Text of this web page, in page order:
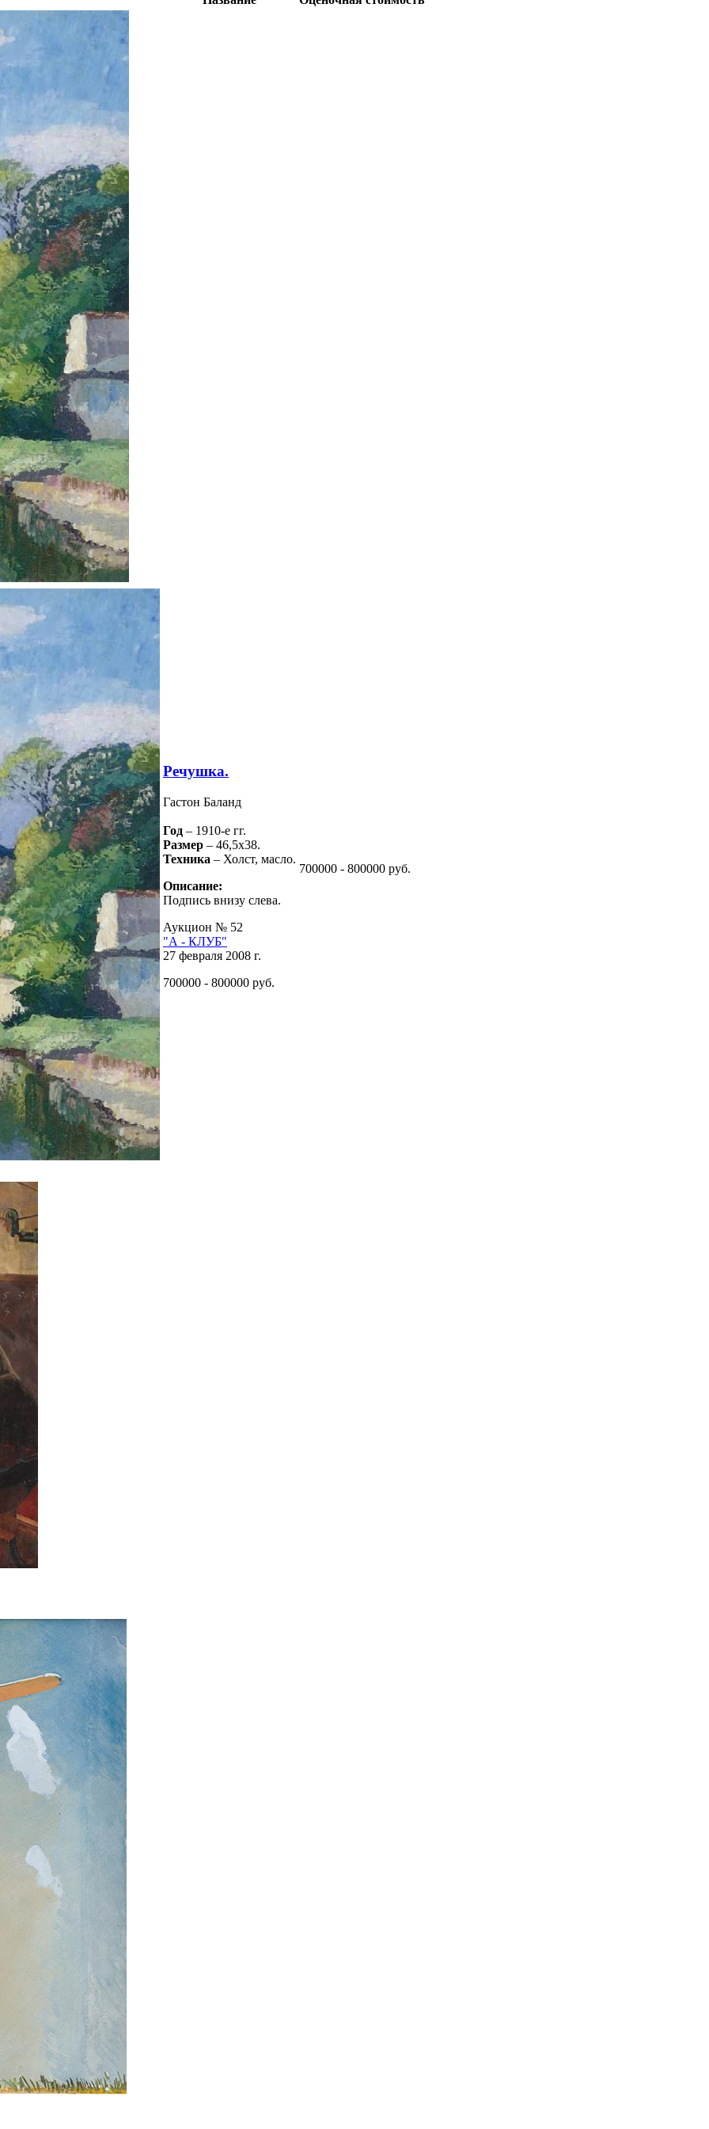
Речушка.
Гастон Баланд
Год – 1910-е гг.
Размер – 46,5х38.
Техника – Холст, масло.
Описание:
Подпись внизу слева.
Аукцион № 52
"А - КЛУБ"
27 февраля 2008 г.
700000 - 800000 руб.
700000 - 800000 руб.